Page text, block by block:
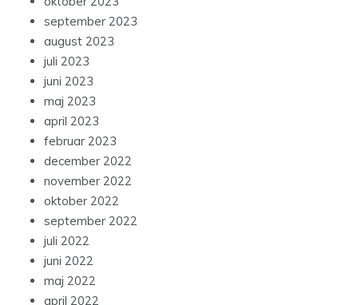
september 2023
august 2023
juli 2023
juni 2023
maj 2023
april 2023
februar 2023
december 2022
november 2022
oktober 2022
september 2022
juli 2022
juni 2022
maj 2022
april 2022